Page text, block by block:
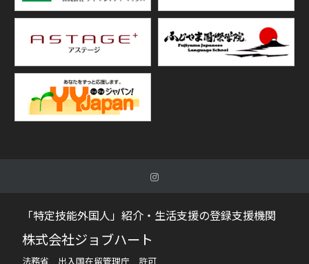
「特定技能外国人」紹介・生活支援の登録支援機関
株式会社ジョブハート
法務省 出入国在留管理庁 許可